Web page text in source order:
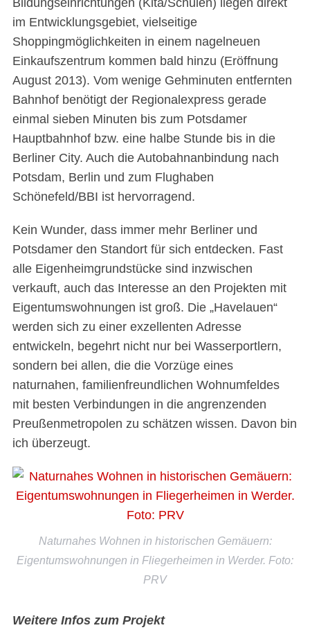
Bildungseinrichtungen (Kita/Schulen) liegen direkt
im Entwicklungsgebiet, vielseitige
Shoppingmöglichkeiten in einem nagelneuen
Einkaufszentrum kommen bald hinzu (Eröffnung
August 2013). Vom wenige Gehminuten entfernten
Bahnhof benötigt der Regionalexpress gerade
einmal sieben Minuten bis zum Potsdamer
Hauptbahnhof bzw. eine halbe Stunde bis in die
Berliner City. Auch die Autobahnanbindung nach
Potsdam, Berlin und zum Flughaben
Schönefeld/BBI ist hervorragend.
Kein Wunder, dass immer mehr Berliner und
Potsdamer den Standort für sich entdecken. Fast
alle Eigenheimgrundstücke sind inzwischen
verkauft, auch das Interesse an den Projekten mit
Eigentumswohnungen ist groß. Die „Havelauen“
werden sich zu einer exzellenten Adresse
entwickeln, begehrt nicht nur bei Wasserportlern,
sondern bei allen, die die Vorzüge eines
naturnahen, familienfreundlichen Wohnumfeldes
mit besten Verbindungen in die angrenzenden
Preußenmetropolen zu schätzen wissen. Davon bin
ich überzeugt.
Naturnahes Wohnen in historischen Gemäuern:
Eigentumswohnungen in Fliegerheimen in Werder. Foto:
PRV
Weitere Infos zum Projekt